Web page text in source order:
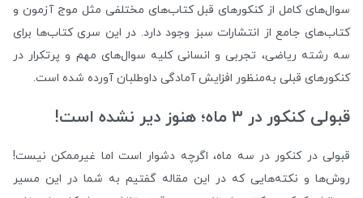
سوال‌های کامل از کنکورهای قبل کتاب‌های مختلفی مثل موج آزمون و
کتاب‌های جامع از انتشارات سبز وجود دارد. در این سری کتاب‌ها برای
سه رشته ریاضی، تجربی و انسانی کلیه سوال‌های مهم و پرتکرار در
کنکورهای قبلی به‌منظور افزایش آمادگی داوطلبان آورده شده است.
قبولی کنکور در ۳ ماه؛ هنوز دیر نشده است!
قبولی در کنکور در سه ماه، اگرچه دشوار است اما غیرممکن نیست!
روش‌ها و نکته‌هایی که در این مقاله گفتیم به شما در این مسیر